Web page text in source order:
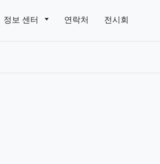
정보 센터 연락처 전시회